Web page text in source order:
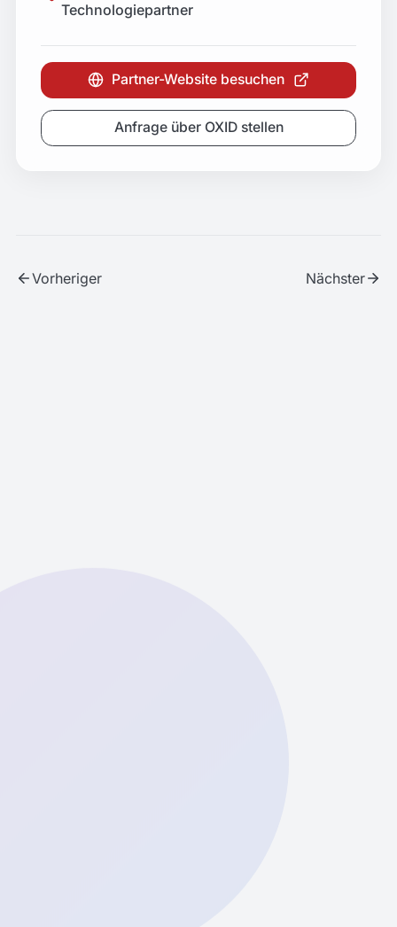
Technologiepartner
Partner-Website besuchen
Anfrage über OXID stellen
Vorheriger Nächster